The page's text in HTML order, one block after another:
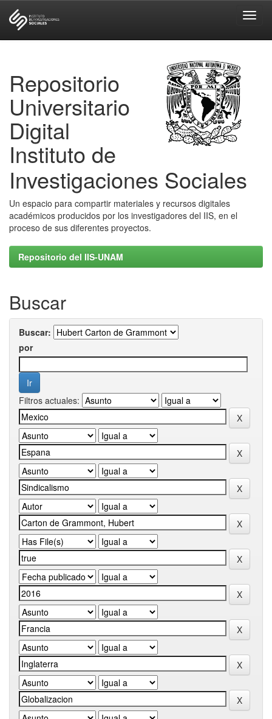
Repositorio
Universitario
Digital
Instituto de
Investigaciones Sociales
Un espacio para compartir materiales y recursos digitales
académicos producidos por los investigadores del IIS, en el
proceso de sus diferentes proyectos.
Repositorio del IIS-UNAM
Buscar
Buscar:
por
Filtros actuales: